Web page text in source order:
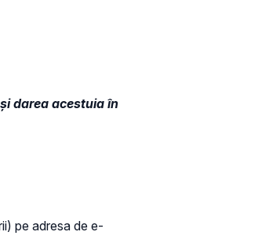
darea acestuia în
pe adresa de e-